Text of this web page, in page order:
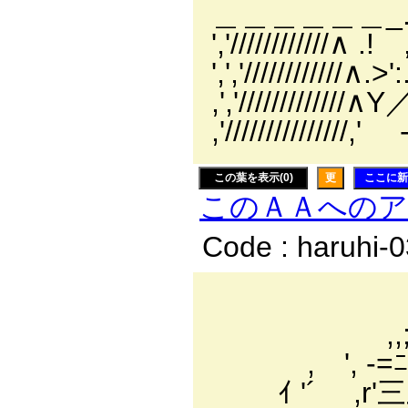
＿＿＿＿＿
','////////////∧ .! ,
',','////////////
,','/////////////
この葉を表示(0) 更 ここに
このＡＡへの
Code : haruhi-
,,;;;'''ﾆ
, ', -=ﾆﾆ三
ｲ '´ ,r'